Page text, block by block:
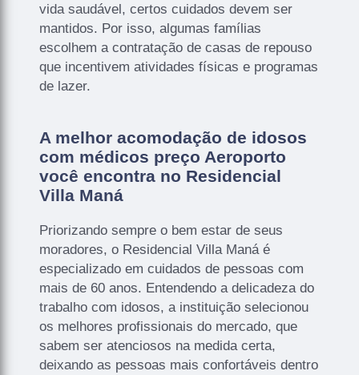
vida saudável, certos cuidados devem ser
mantidos. Por isso, algumas famílias
escolhem a contratação de casas de repouso
que incentivem atividades físicas e programas
de lazer.
A melhor acomodação de idosos
com médicos preço Aeroporto
você encontra no Residencial
Villa Maná
Priorizando sempre o bem estar de seus
moradores, o Residencial Villa Maná é
especializado em cuidados de pessoas com
mais de 60 anos. Entendendo a delicadeza do
trabalho com idosos, a instituição selecionou
os melhores profissionais do mercado, que
sabem ser atenciosos na medida certa,
deixando as pessoas mais confortáveis dentro